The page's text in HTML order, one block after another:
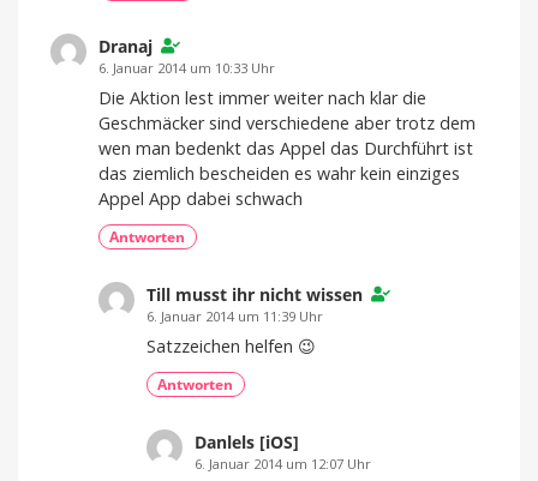
Dranaj
6. Januar 2014 um 10:33 Uhr
Die Aktion lest immer weiter nach klar die
Geschmäcker sind verschiedene aber trotz dem
wen man bedenkt das Appel das Durchführt ist
das ziemlich bescheiden es wahr kein einziges
Appel App dabei schwach
Antworten
Till musst ihr nicht wissen
6. Januar 2014 um 11:39 Uhr
Satzzeichen helfen 😉
Antworten
Danlels [iOS]
6. Januar 2014 um 12:07 Uhr